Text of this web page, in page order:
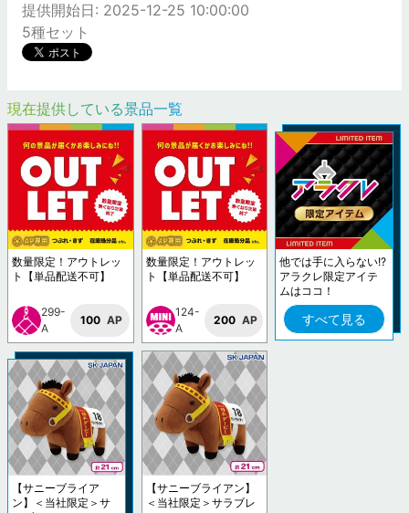
提供開始日: 2025-12-25 10:00:00
5種セット
現在提供している景品一覧
数量限定！アウトレッ
ト【単品配送不可】
299-
A
100 AP
数量限定！アウトレッ
ト【単品配送不可】
124-
A
200 AP
他では手に入らない!?
アラクレ限定アイテ
ムはココ！
すべて見る
【サニーブライア
ン】＜当社限定＞サ
【サニーブライアン】
＜当社限定＞サラブレ